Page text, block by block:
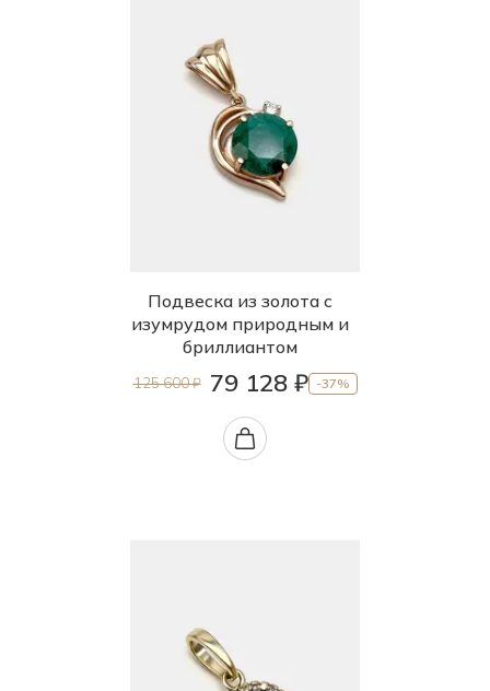
Подвеска из золота с
изумрудом природным и
бриллиантом
125 600 ₽ 79 128 ₽ -37%